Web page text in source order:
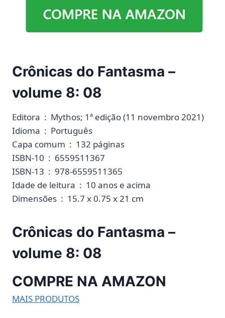
Crônicas do Fantasma –
volume 8: 08
Editora ‏ : ‎ Mythos; 1ª edição (11 novembro 2021)
Idioma ‏ : ‎ Português
Capa comum ‏ : ‎ 132 páginas
ISBN-10 ‏ : ‎ 6559511367
ISBN-13 ‏ : ‎ 978-6559511365
Idade de leitura ‏ : ‎ 10 anos e acima
Dimensões ‏ : ‎ 15.7 x 0.75 x 21 cm
Crônicas do Fantasma –
volume 8: 08
COMPRE NA AMAZON
MAIS PRODUTOS